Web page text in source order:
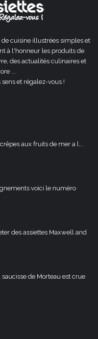
cuisine illustrées simples et
à l'honneur les produits de
des actualités culinaires et
...
et régalez-vous !
aux fruits de mer a l...
voici le numéro
des assiettes Maxwell and
de Morteau est crue